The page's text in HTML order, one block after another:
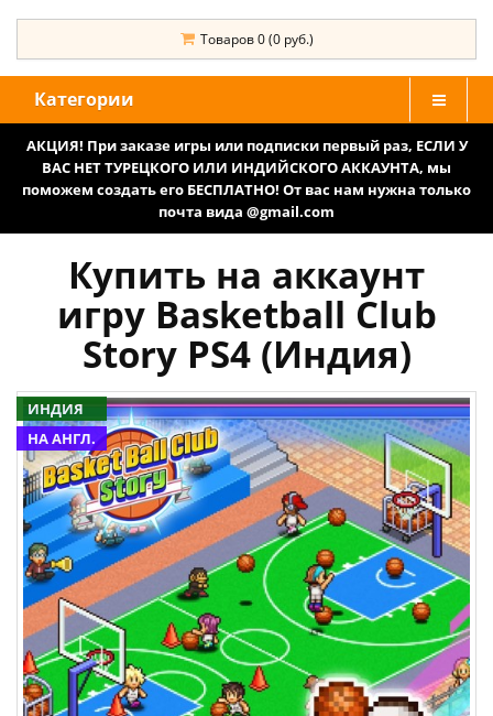
Товаров 0 (0 руб.)
Категории
АКЦИЯ! При заказе игры или подписки первый раз, ЕСЛИ У
ВАС НЕТ ТУРЕЦКОГО ИЛИ ИНДИЙСКОГО АККАУНТА, мы
поможем создать его БЕСПЛАТНО! От вас нам нужна только
почта вида @gmail.com
Купить на аккаунт
игру Basketball Club
Story PS4 (Индия)
ИНДИЯ
НА АНГЛ.